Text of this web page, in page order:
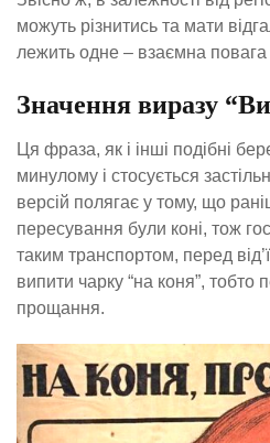
можуть різнитись та мати
лежить одне – взаємна повага
Значення виразу
Ця фраза, як і інші подібні
минулому і стосується
версій полягає у тому, що
пересування були коні, тож
таким транспортом, перед
випити чарку “на коня”, тобто
прощання.